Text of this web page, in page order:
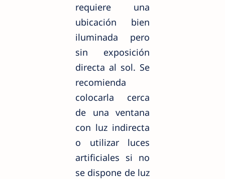
requiere una
ubicación bien
iluminada pero
sin exposición
directa al sol. Se
recomienda
colocarla cerca
de una ventana
con luz indirecta
o utilizar luces
artificiales si no
se dispone de luz